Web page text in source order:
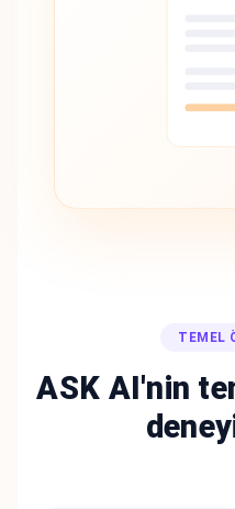
TEMEL
ASK AI'nin